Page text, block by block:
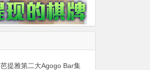
芭提雅第二大Agogo Bar集